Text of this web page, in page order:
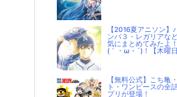
【2016夏アニソン
ンパ３・レガリアな
気にまとめてみたよ
(｀・ω・´)！【木曜日
【無料公式】こち亀
ト・ワンピースの全
プリが登場！